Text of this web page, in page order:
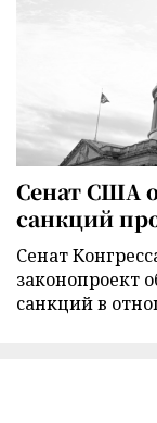
Сенат США
санкций
Сенат
законопроект
санкций в